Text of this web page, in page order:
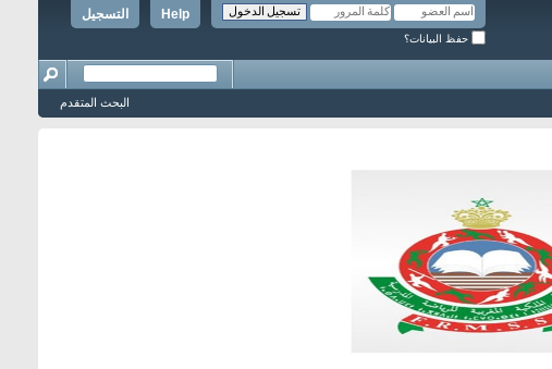
التسجيل Help
حفظ البيانات؟
البحث المتقدم